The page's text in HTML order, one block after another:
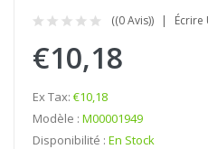
((0 Avis)) Écrire
€10,18
Ex Tax: €10,18
Modèle : M00001949
Disponibilité : En Stock